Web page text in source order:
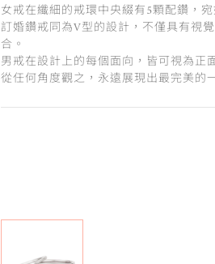
女戒在纖細的戒環中央綴有5顆配鑽，
訂婚鑽戒同為V型的設計，不僅具有視
合。
男戒在設計上的每個面向，皆可視為正
從任何角度觀之，永遠展現出最完美的